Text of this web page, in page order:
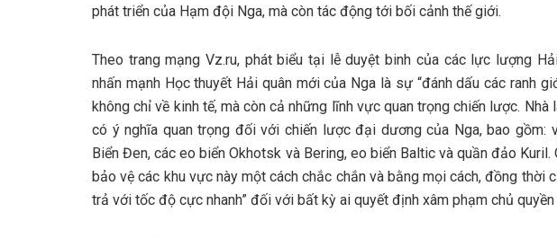
phát triển của Hạm đội Nga, mà còn tác động tới bối cảnh thế giới.
Theo trang mạng Vz.ru, phát biểu tại lễ duyệt binh của các lực lượng
nhấn mạnh Học thuyết Hải quân mới của Nga là sự “đánh dấu các ranh
không chỉ về kinh tế, mà còn cả những lĩnh vực quan trọng chiến lược.
có ý nghĩa quan trọng đối với chiến lược đại dương của Nga, bao gồm:
Biển Đen, các eo biển Okhotsk và Bering, eo biển Baltic và quần đảo
bảo vệ các khu vực này một cách chắc chắn và bằng mọi cách, đồng thời
trả với tốc độ cực nhanh” đối với bất kỳ ai quyết định xâm phạm chủ